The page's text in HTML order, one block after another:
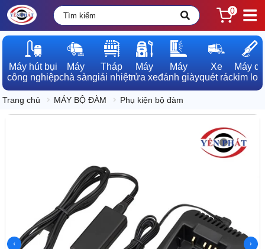
0
Máy hút bụi
công nghiệp
Máy
chà sàn
Tháp
giải nhiệt
Máy
rửa xe
Máy
đánh giày
Xe
quét rác
Máy dò
kim loại
Trang chủ MÁY BỘ ĐÀM Phụ kiện bộ đàm